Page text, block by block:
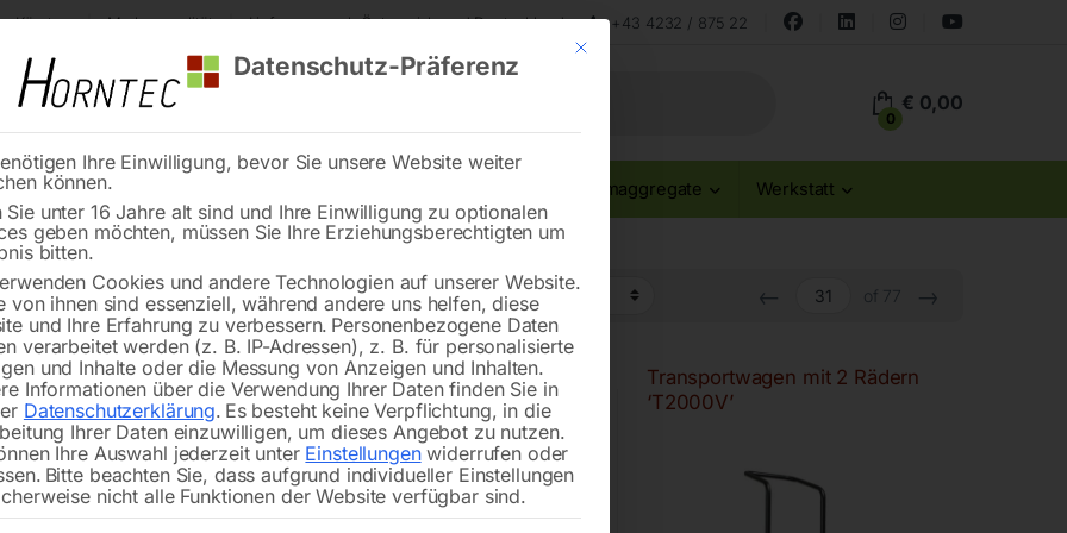
Kärnten Markenqualität Lieferung nach Österreich und Deutschland +43 4232 / 875 22
0
€ 0,00
Reinigung Stromaggregate Werkstatt
← of 77 →
Fernregelung
Kabel K-FF1
Kabelverlängerung 10m zu Fuß
Fernsteuerung K-FF1
Transportwagen mit 2 Rädern
‘T2000V’
Mit diesem Button wird der Dialog geschlossen. Seine Funktionalität ist
Datenschutz-Präferenz
Ihre Einwilligung, bevor Sie unsere Website weiter
können.
Sie unter 16 Jahre alt sind und Ihre Einwilligung zu optionalen
geben möchten, müssen Sie Ihre Erziehungsberechtigten um
bitten.
Cookies und andere Technologien auf unserer Website.
von ihnen sind essenziell, während andere uns helfen, diese
und Ihre Erfahrung zu verbessern. Personenbezogene Daten
verarbeitet werden (z. B. IP-Adressen), z. B. für personalisierte
und Inhalte oder die Messung von Anzeigen und Inhalten.
Informationen über die Verwendung Ihrer Daten finden Sie in
Datenschutzerklärung. Es besteht keine Verpflichtung, in die
Ihrer Daten einzuwilligen, um dieses Angebot zu nutzen.
Ihre Auswahl jederzeit unter Einstellungenwiderrufen oder
Bitte beachten Sie, dass aufgrund individueller Einstellungen
nicht alle Funktionen der Website verfügbar sind.